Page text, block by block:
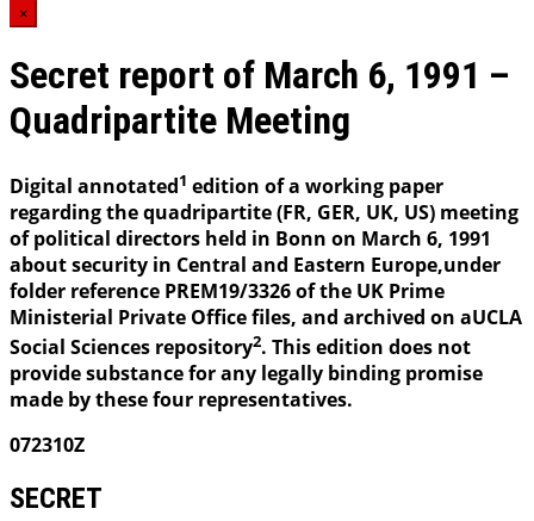
×
Secret report of March 6, 1991 –
Quadripartite Meeting
Digital annotated1 edition of a working paper
regarding the quadripartite (FR, GER, UK, US) meeting
of political directors held in Bonn on March 6, 1991
about security in Central and Eastern Europe,under
folder reference PREM19/3326 of the UK Prime
Ministerial Private Office files, and archived on aUCLA
Social Sciences repository2. This edition does not
provide substance for any legally binding promise
made by these four representatives.
072310Z
SECRET